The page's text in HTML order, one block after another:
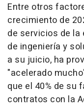
Entre otros
crecimiento de
de servicios de
de ingeniería y
a su juicio, ha
"acelerado
que el 40% de su
contratos con la